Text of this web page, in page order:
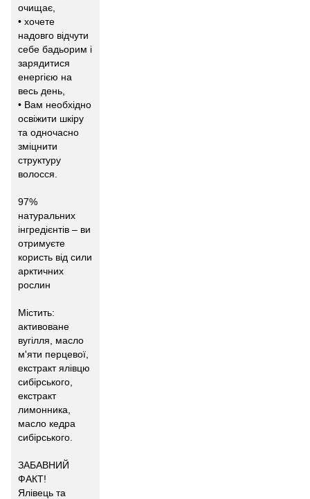
очищає,
• хочете
надовго відчути
себе бадьорим і
зарядитися
енергією на
весь день,
• Вам необхідно
освіжити шкіру
та одночасно
зміцнити
структуру
волосся.
97%
натуральних
інгредієнтів – ви
отримуєте
користь від сили
арктичних
рослин
Містить:
активоване
вугілля, масло
м'яти перцевої,
екстракт ялівцю
сибірського,
екстракт
лимонника,
масло кедра
сибірського.
ЗАБАВНИЙ
ФАКТ!
Ялівець та